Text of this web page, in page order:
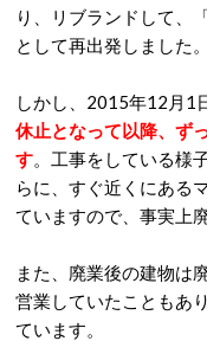
り、リブランドして、
として再出発しました。
しかし、2015年12月1
休止となって以降、ず
す。工事をしている様
らに、すぐ近くにある
ていますので、事実上
また、廃業後の建物は
営業していたこともあ
ています。